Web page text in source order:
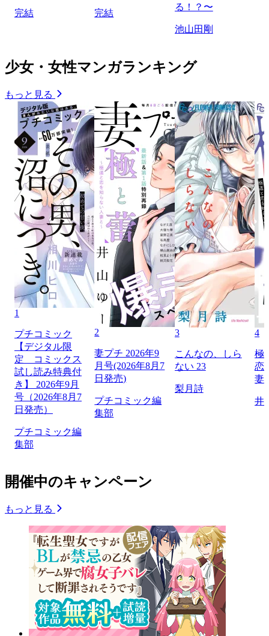
完結 完結
る！？〜
池山田剛
少女・女性マンガランキング
もっと見る
1
プチコミック
【デジタル限
定 コミックス
試し読み特典付
き】 2026年9月
号（2026年8月7
日発売）
プチコミック編
集部
2
妻プチ 2026年9
月号(2026年8月7
日発売)
プチコミック編
集部
3
こんなの、しら
ない 23
梨月詩
4
極
恋
妻
井
開催中のキャンペーン
もっと見る